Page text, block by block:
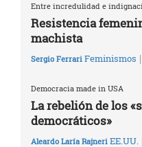
Entre incredulidad e
Resistencia
machista
Sergio Ferrari Feminismos |
Democracia made in USA
La rebelión de los
democráticos»
Aleardo Laría Rajneri EE.UU.